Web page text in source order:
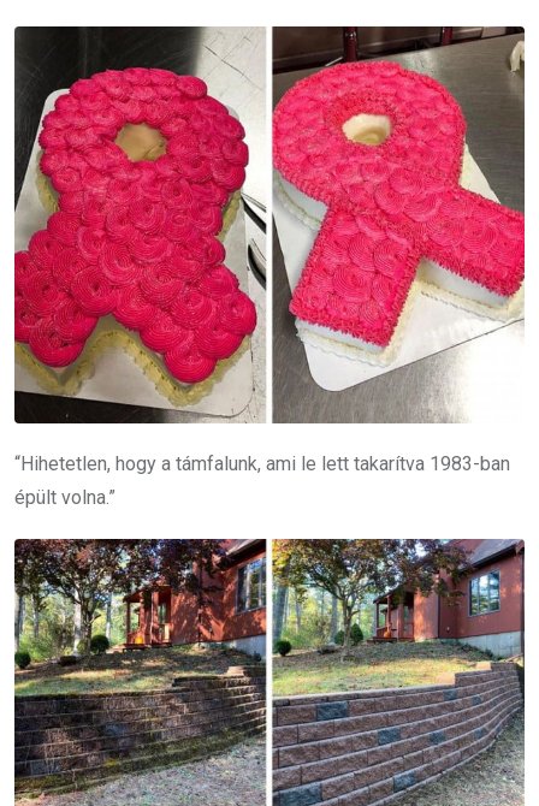
“Hihetetlen, hogy a támfalunk, ami le lett takarítva 1983-ban
épült volna.”